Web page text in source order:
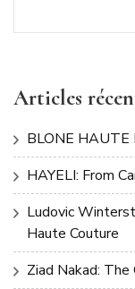
Articles
BLONE HAUTE
HAYELI: From
Ludovic
Haute Couture
Ziad Nakad: